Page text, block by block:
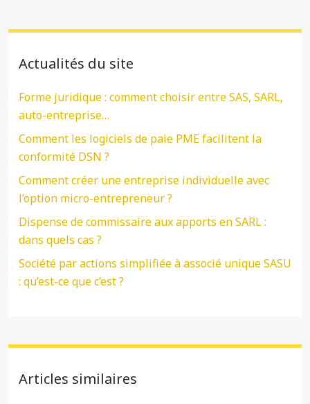
Actualités du site
Forme juridique : comment choisir entre SAS, SARL,
auto-entreprise…
Comment les logiciels de paie PME facilitent la
conformité DSN ?
Comment créer une entreprise individuelle avec
l’option micro-entrepreneur ?
Dispense de commissaire aux apports en SARL :
dans quels cas ?
Société par actions simplifiée à associé unique SASU
: qu’est-ce que c’est ?
Articles similaires